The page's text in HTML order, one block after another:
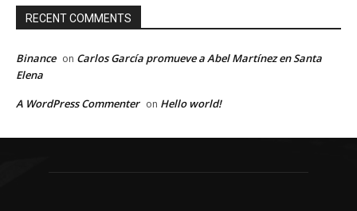
RECENT COMMENTS
Binance on Carlos García promueve a Abel Martínez en Santa
Elena
A WordPress Commenter on Hello world!